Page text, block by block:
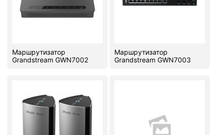
Маршрутизатор
Grandstream GWN7002
Маршрутизатор
Grandstream GWN7003